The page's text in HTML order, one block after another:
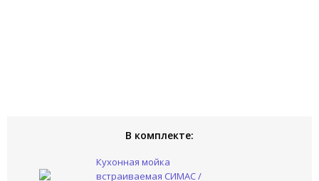
В комплекте:
Кухонная мойка
встраиваемая СИМАС /